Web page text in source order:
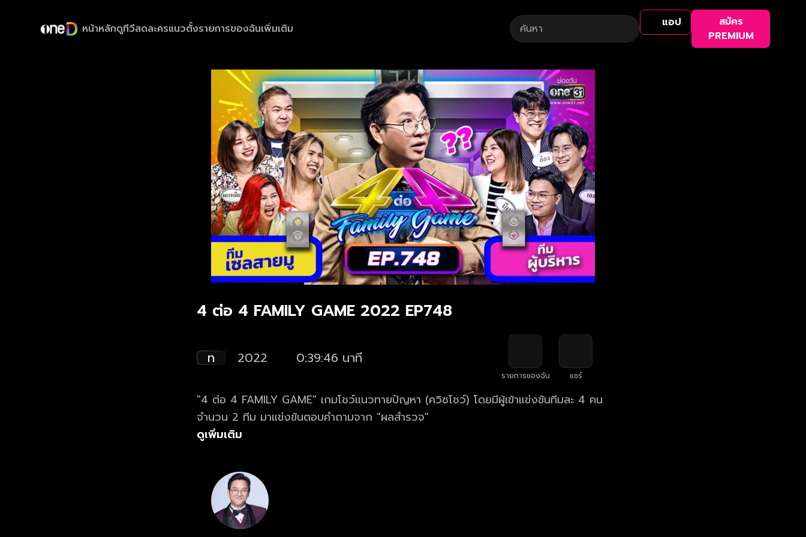
หน้าหลักดูทีวีสดละครแนวตั้งรายการของฉันเพิ่มเติม แอป
สมัคร
PREMIUM
4 ต่อ 4 FAMILY GAME 2022 EP748
ท 2022 0:39:46 นาที
รายการของฉัน แชร์
"4 ต่อ 4 FAMILY GAME" เกมโชว์แนวทายปัญหา (ควิซโชว์) โดยมีผู้เข้าแข่งขันทีมละ 4 คน
จำนวน 2 ทีม มาแข่งขันตอบคำถามจาก "ผลสำรวจ"
ดูเพิ่มเติม